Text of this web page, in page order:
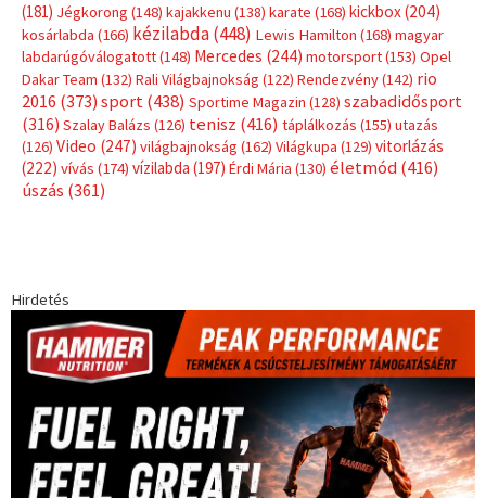
Címkék
(181)Jégkorong(148)kajakkenu(138)karate(168)kickbox(204)
kosárlabda(166)kézilabda(448)Lewis Hamilton(168) magyar
labdarúgóválogatott
(148) Mercedes (244)motorsport(153)Opel
Dakar Team(132)Rali Világbajnokság(122)Rendezvény(142)rio
Sportime Magazin(128) szabadidősport
(316) Szalay Balázs (126)tenisz(416)táplálkozás(155)utazás
(126) Video(247)világbajnokság (162)Világkupa(129)vitorlázás
(222)vívás(174) vízilabda(197) Érdi Mária(130)életmód(416)
úszás(361)